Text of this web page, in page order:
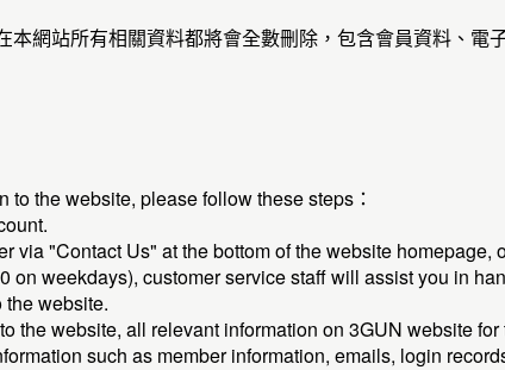
網站所有相關資料都將會全數刪除，包含會員資料、電
the website, please follow these steps：
via "Contact Us" at the bottom of the website homepage,
on weekdays), customer service staff will assist you in
website.
the website, all relevant information on 3GUN website
such as member information, emails, login